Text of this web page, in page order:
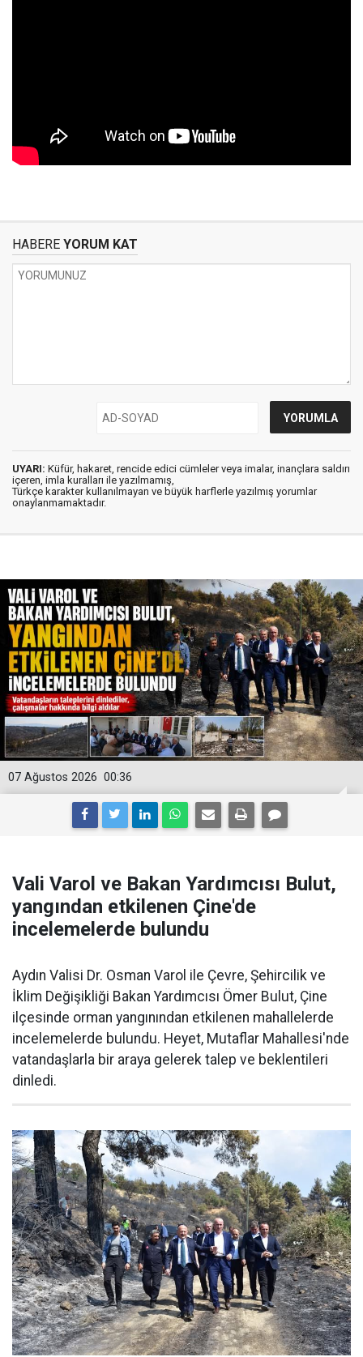
HABERE YORUM KAT
UYARI: Küfür, hakaret, rencide edici cümleler veya imalar, inançlara saldırı
içeren, imla kuralları ile yazılmamış,
Türkçe karakter kullanılmayan ve büyük harflerle yazılmış yorumlar
onaylanmamaktadır.
00:36
07 Ağustos 2026
Vali Varol ve Bakan Yardımcısı Bulut,
yangından etkilenen Çine'de
incelemelerde bulundu
Aydın Valisi Dr. Osman Varol ile Çevre, Şehircilik ve
İklim Değişikliği Bakan Yardımcısı Ömer Bulut, Çine
ilçesinde orman yangınından etkilenen mahallelerde
incelemelerde bulundu. Heyet, Mutaflar Mahallesi'nde
vatandaşlarla bir araya gelerek talep ve beklentileri
dinledi.